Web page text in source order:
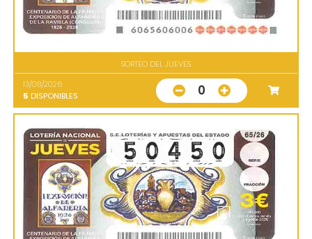
SORTEO DEL JUEVES
13/08/2026
5 DISPONIBLES 0